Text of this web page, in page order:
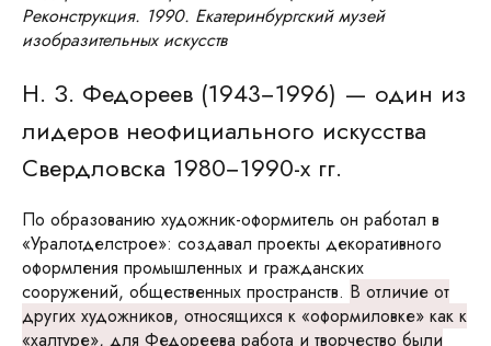
Реконструкция. 1990. Екатеринбургский музей
изобразительных искусств
Н. З. Федореев (1943−1996) — один из
лидеров неофициального искусства
Свердловска 1980−1990-х гг.
По образованию художник-оформитель он работал в
«Уралотделстрое»: создавал проекты декоративного
оформления промышленных и гражданских
сооружений, общественных пространств. В отличие от
других художников, относящихся к «оформиловке» как к
«халтуре», для Федореева работа и творчество были